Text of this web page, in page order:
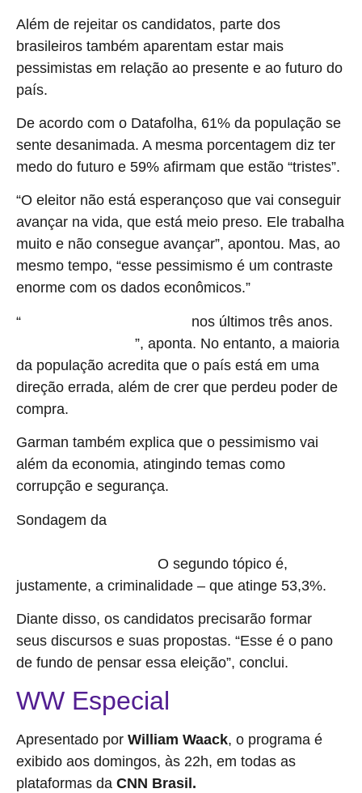
Além de rejeitar os candidatos, parte dos
brasileiros também aparentam estar mais
pessimistas em relação ao presente e ao futuro do
país.
De acordo com o Datafolha, 61% da população se
sente desanimada. A mesma porcentagem diz ter
medo do futuro e 59% afirmam que estão “tristes”.
“O eleitor não está esperançoso que vai conseguir
avançar na vida, que está meio preso. Ele trabalha
muito e não consegue avançar”, apontou. Mas, ao
mesmo tempo, “esse pessimismo é um contraste
enorme com os dados econômicos.”
“ nos últimos três anos.
”, aponta. No entanto, a maioria
da população acredita que o país está em uma
direção errada, além de crer que perdeu poder de
compra.
Garman também explica que o pessimismo vai
além da economia, atingindo temas como
corrupção e segurança.
Sondagem da
O segundo tópico é,
justamente, a criminalidade – que atinge 53,3%.
Diante disso, os candidatos precisarão formar
seus discursos e suas propostas. “Esse é o pano
de fundo de pensar essa eleição”, conclui.
WW Especial
Apresentado por William Waack, o programa é
exibido aos domingos, às 22h, em todas as
plataformas da CNN Brasil.